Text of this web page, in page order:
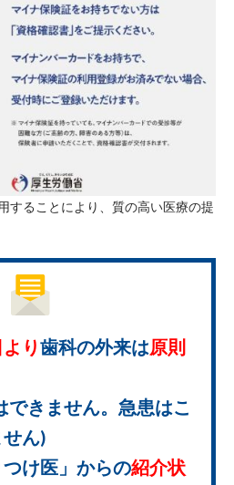
することにより、質の高い医療の提
り歯科の外来は原則
できません。急患はこ
ん)
け医」からの紹介状